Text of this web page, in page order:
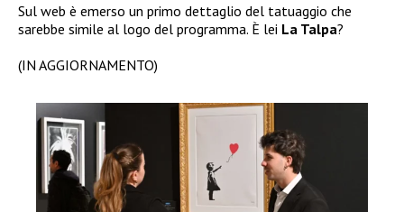
Sul web è emerso un primo dettaglio del tatuaggio che
sarebbe simile al logo del programma. È lei La Talpa?
(IN AGGIORNAMENTO)